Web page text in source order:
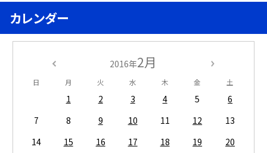
カレンダー
2016年2月
日 月 火 水 木 金 土
1 2 3 4 5
6
7
8 9 10 11 12
13
14
15 16 17 18 19
20